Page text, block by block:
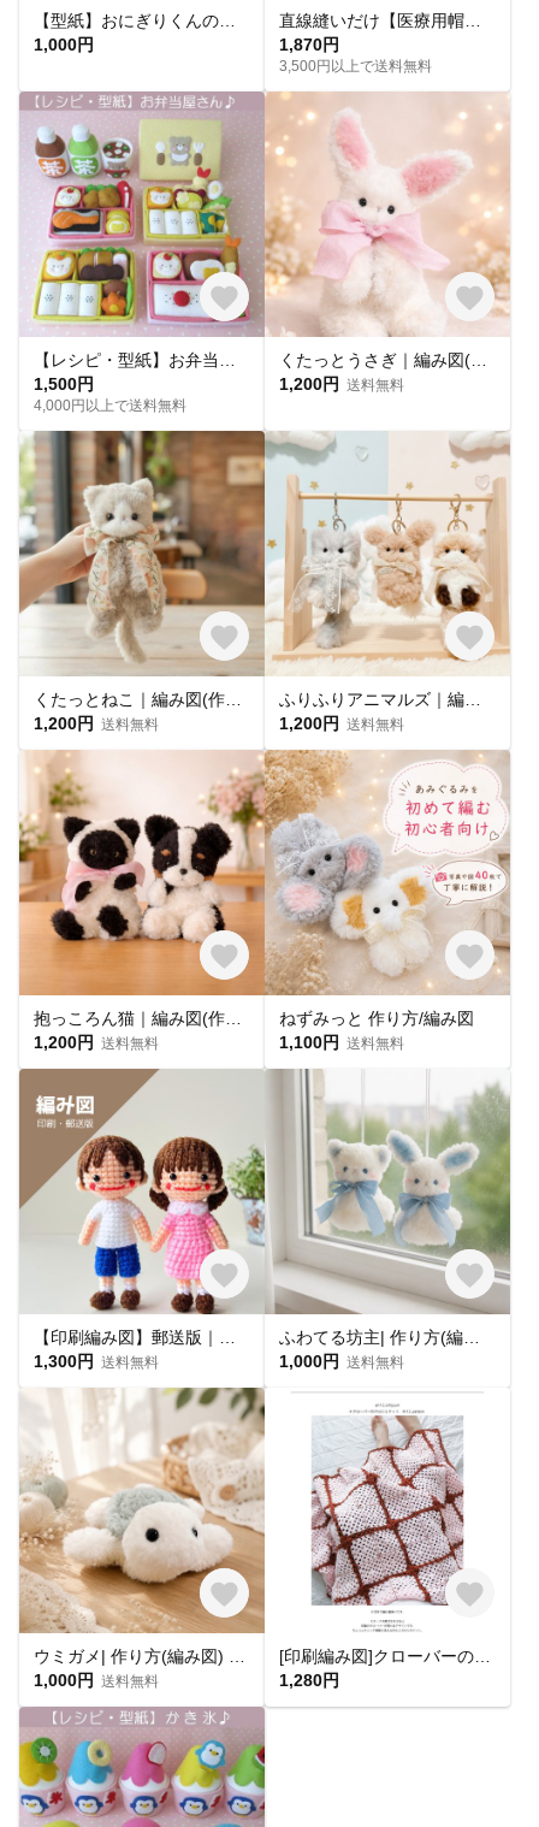
1,000円
1,870円
3,500円以上で送料無料
1,500円
4,000円以上で送料無料
1,200円 送料無料
1,200円 送料無料
1,200円 送料無料
1,200円 送料無料
ねずみっと 作り方/編み図
1,100円 送料無料
1,300円 送料無料
1,000円 送料無料
1,000円 送料無料
1,280円